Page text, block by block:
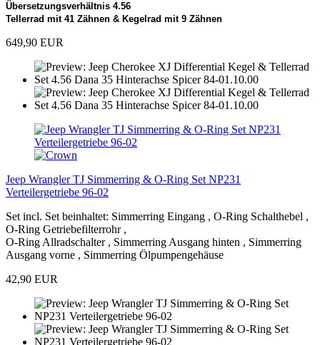
Übersetzungsverhältnis 4.56
Tellerrad mit 41 Zähnen & Kegelrad mit 9 Zähnen
649,90 EUR
Jeep Wrangler TJ Simmerring & O-Ring Set NP231
Verteilergetriebe 96-02
Set incl. Set beinhaltet: Simmerring Eingang , O-Ring Schalthebel ,
O-Ring Getriebefilterrohr ,
O-Ring Allradschalter , Simmerring Ausgang hinten , Simmerring
Ausgang vorne , Simmerring Ölpumpengehäuse
42,90 EUR